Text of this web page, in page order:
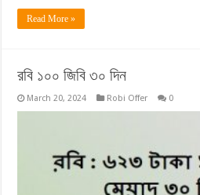
Read More »
রবি ১০০ জিবি ৩০ দিন
March 20, 2024 Robi Offer 0